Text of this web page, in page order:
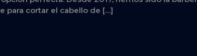
para cortar el cabello de […]